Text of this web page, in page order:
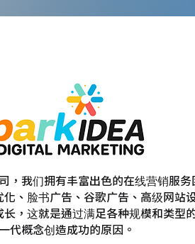
，我们拥有丰富出色的在线营销服务
、脸书广告、谷歌广告、高级网站
，这就是通过满足各种规模和类型
代概念创造成功的原因。